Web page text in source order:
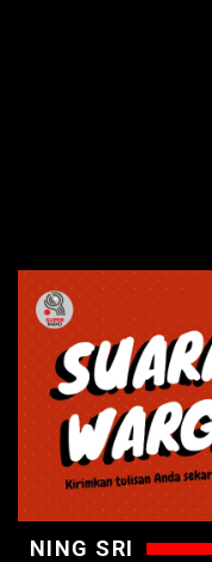
NING SRI